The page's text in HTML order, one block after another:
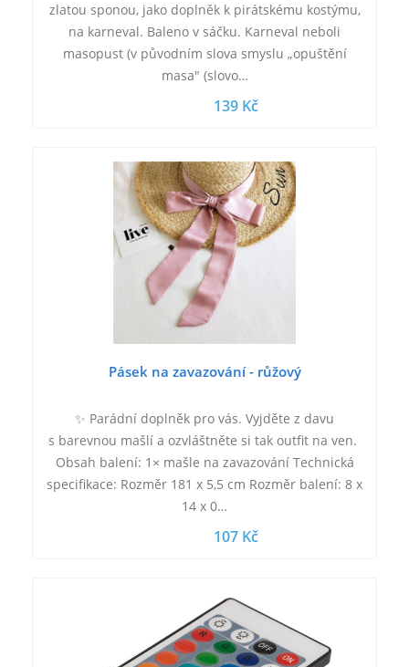
zlatou sponou, jako doplněk k pirátskému kostýmu,
na karneval. Baleno v sáčku. Karneval neboli
masopust (v původním slova smyslu „opuštění
masa" (slovo…
139 Kč
Pásek na zavazování - růžový
✨ Parádní doplněk pro vás. Vyjděte z davu
s barevnou mašlí a ozvláštněte si tak outfit na ven.
Obsah balení: 1× mašle na zavazování Technická
specifikace: Rozměr 181 x 5,5 cm Rozměr balení: 8 x
14 x 0…
107 Kč